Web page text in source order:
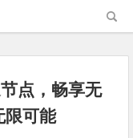
点，畅享无
限可能